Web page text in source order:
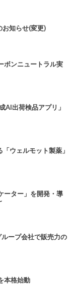
知らせ(変更)
ボンニュートラル実
AI出荷検品アプリ」
ウェルモット製薬」
ーター」を開発・導
ープ会社で販売力の
本格始動